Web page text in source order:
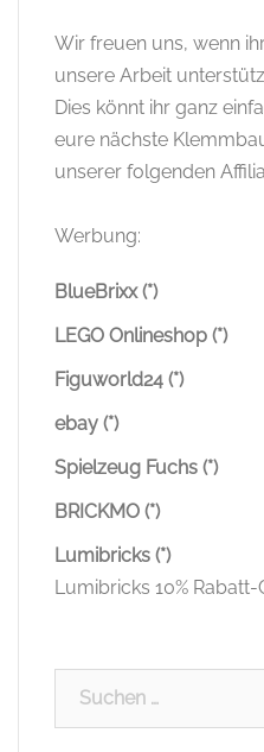
Wir freuen uns, wenn
unsere Arbeit
Dies könnt ihr ganz
eure nächste
unserer folgenden
Werbung:
BlueBrixx (*)
LEGO Onlineshop (*)
Figuworld24 (*)
ebay (*)
Spielzeug Fuchs (*)
BRICKMO (*)
Lumibricks (*)
Lumibricks 10% Rabatt-